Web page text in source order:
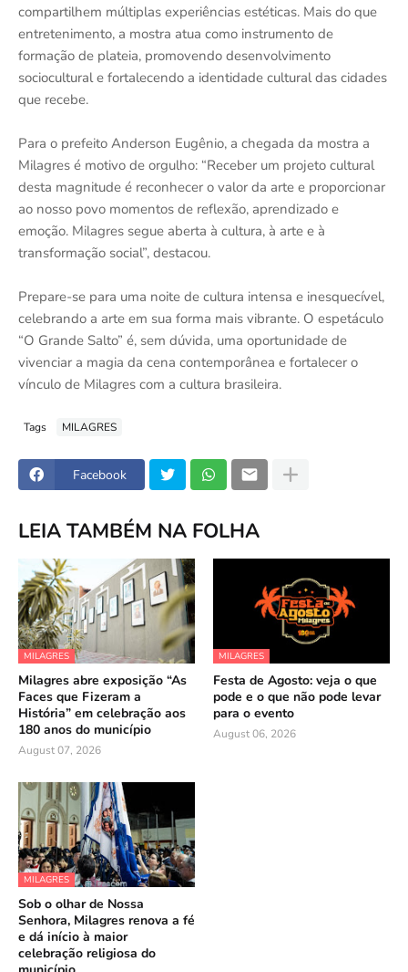
compartilhem múltiplas experiências estéticas. Mais do que
entretenimento, a mostra atua como instrumento de
formação de plateia, promovendo desenvolvimento
sociocultural e fortalecendo a identidade cultural das cidades
que recebe.
Para o prefeito Anderson Eugênio, a chegada da mostra a
Milagres é motivo de orgulho: “Receber um projeto cultural
desta magnitude é reconhecer o valor da arte e proporcionar
ao nosso povo momentos de reflexão, aprendizado e
emoção. Milagres segue aberta à cultura, à arte e à
transformação social”, destacou.
Prepare-se para uma noite de cultura intensa e inesquecível,
celebrando a arte em sua forma mais vibrante. O espetáculo
“O Grande Salto” é, sem dúvida, uma oportunidade de
vivenciar a magia da cena contemporânea e fortalecer o
vínculo de Milagres com a cultura brasileira.
Tags MILAGRES
Facebook
LEIA TAMBÉM NA FOLHA
MILAGRES
Milagres abre exposição “As
Faces que Fizeram a
História” em celebração aos
180 anos do município
August 07, 2026
MILAGRES
Festa de Agosto: veja o que
pode e o que não pode levar
para o evento
August 06, 2026
MILAGRES
Sob o olhar de Nossa
Senhora, Milagres renova a fé
e dá início à maior
celebração religiosa do